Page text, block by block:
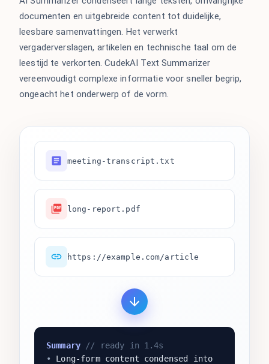
documenten en uitgebreide content tot duidelijke,
leesbare samenvattingen. Het verwerkt
vergaderverslagen, artikelen en technische taal om de
leestijd te verkorten. CudekAI Text Summarizer
vereenvoudigt complexe informatie voor sneller begrip,
ongeacht het onderwerp of de vorm.
meeting-transcript.txt
long-report.pdf
https://example.com/article
Summary // ready in 1.4s
•
Long-form content condensed into